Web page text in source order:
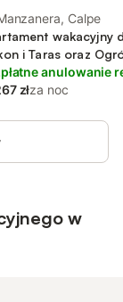
Calpe
wakacyjny
i Taras oraz
anulowanie
złza noc
w